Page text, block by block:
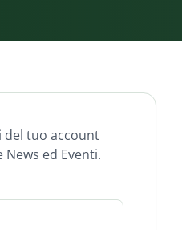
del tuo account
ed Eventi.